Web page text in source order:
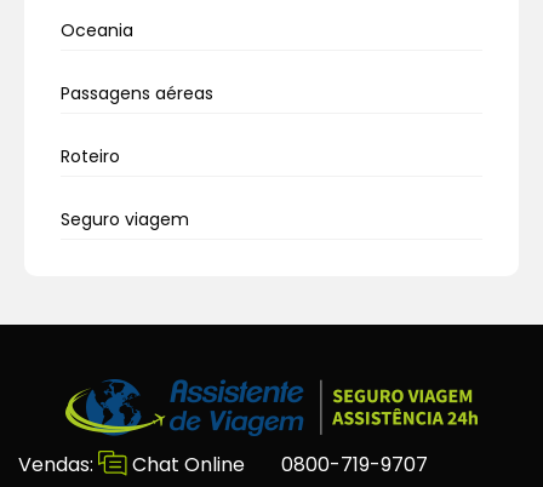
Oceania
Passagens aéreas
Roteiro
Seguro viagem
Vendas: Chat Online 0800-719-9707